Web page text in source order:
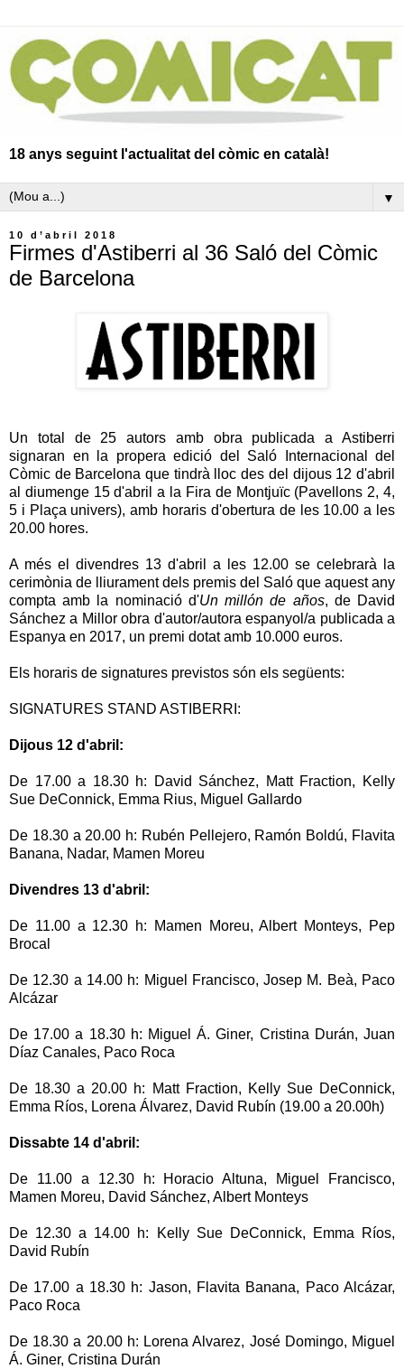
18 anys seguint l'actualitat del còmic en català!
▼
10 d’abril 2018
Firmes d'Astiberri al 36 Saló del Còmic
de Barcelona
Un total de 25 autors amb obra publicada a Astiberri
signaran en la propera edició del Saló Internacional del
Còmic de Barcelona que tindrà lloc des del dijous 12 d'abril
al diumenge 15 d'abril a la Fira de Montjuïc (Pavellons 2, 4,
5 i Plaça univers), amb horaris d'obertura de les 10.00 a les
20.00 hores.
A més el divendres 13 d'abril a les 12.00 se celebrarà la
cerimònia de lliurament dels premis del Saló que aquest any
compta amb la nominació d'Un millón de años, de David
Sánchez a Millor obra d'autor/autora espanyol/a publicada a
Espanya en 2017, un premi dotat amb 10.000 euros.
Els horaris de signatures previstos són els següents:
SIGNATURES STAND ASTIBERRI:
Dijous 12 d'abril:
De 17.00 a 18.30 h: David Sánchez, Matt Fraction, Kelly
Sue DeConnick, Emma Rius, Miguel Gallardo
De 18.30 a 20.00 h: Rubén Pellejero, Ramón Boldú, Flavita
Banana, Nadar, Mamen Moreu
Divendres 13 d'abril:
De 11.00 a 12.30 h: Mamen Moreu, Albert Monteys, Pep
Brocal
De 12.30 a 14.00 h: Miguel Francisco, Josep M. Beà, Paco
Alcázar
De 17.00 a 18.30 h: Miguel Á. Giner, Cristina Durán, Juan
Díaz Canales, Paco Roca
De 18.30 a 20.00 h: Matt Fraction, Kelly Sue DeConnick,
Emma Ríos, Lorena Álvarez, David Rubín (19.00 a 20.00h)
Dissabte 14 d'abril:
De 11.00 a 12.30 h: Horacio Altuna, Miguel Francisco,
Mamen Moreu, David Sánchez, Albert Monteys
De 12.30 a 14.00 h: Kelly Sue DeConnick, Emma Ríos,
David Rubín
De 17.00 a 18.30 h: Jason, Flavita Banana, Paco Alcázar,
Paco Roca
De 18.30 a 20.00 h: Lorena Alvarez, José Domingo, Miguel
Á. Giner, Cristina Durán